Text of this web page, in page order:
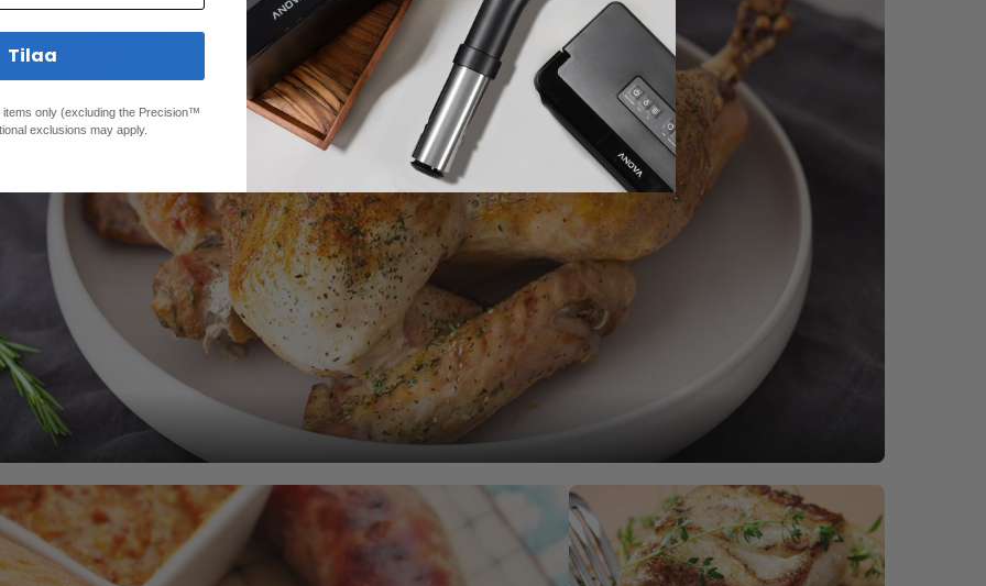
Tilaa
items only (excluding the Precision™
exclusions may apply.